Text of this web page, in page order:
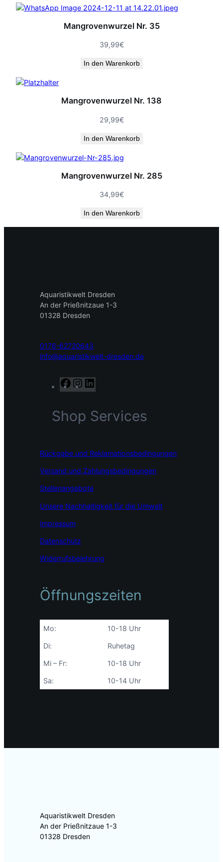
Mangrovenwurzel Nr. 35
39,99€
In den Warenkorb
Mangrovenwurzel Nr. 138
29,99€
In den Warenkorb
Mangrovenwurzel Nr. 285
34,99€
In den Warenkorb
Aquaristikwelt Dresden
An der Prießnitzaue 1-3
01328 Dresden
0176-62720643
info@aquaristikwelt-dresden.de
F
a
e
b
k
n
t
a
a
i
k
e
n
Shop Services
Rückgabe und Reklamationsbedingungen
Versand und Zahlungsbedingungen
Stellenangebote
Unsere Nachhaltigkeit für die Umwelt
Impressum
Datenschutz
Widerrufsbelehrung
Öffnungszeiten
Mo: 10-18 Uhr
Di: Ruhetag
Mi – Fr: 10-18 Uhr
Sa: 10-14 Uhr
Aquaristikwelt Dresden
An der Prießnitzaue 1-3
01328 Dresden